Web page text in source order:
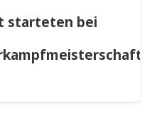
starteten bei